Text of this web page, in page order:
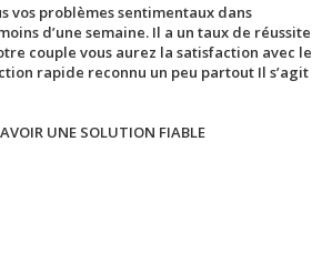
vos problèmes sentimentaux dans
d’une semaine. Il a un taux de réussite
couple vous aurez la satisfaction avec le
rapide reconnu un peu partout Il s’agit
UNE SOLUTION FIABLE